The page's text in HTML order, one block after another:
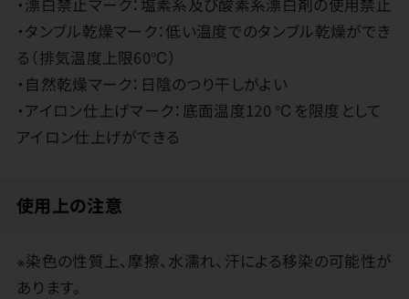
・漂白禁止マーク：塩素系及び酸素系漂白剤の使用禁止
・タンブル乾燥マーク：低い温度でのタンブル乾燥ができ
る（排気温度上限60℃）
・自然乾燥マーク：日陰のつり干しがよい
・アイロン仕上げマーク：底面温度120 ℃を限度として
アイロン仕上げができる
使用上の注意
※染色の性質上、摩擦、水濡れ、汗による移染の可能性が
あります。